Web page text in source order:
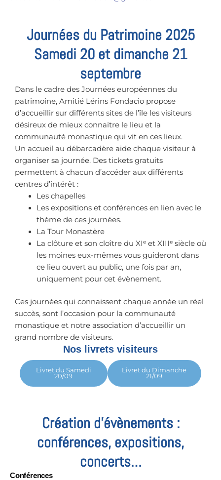
Journées du Patrimoine 2025
Samedi 20 et dimanche 21
septembre
Dans le cadre des Journées européennes du
patrimoine, Amitié Lérins Fondacio propose
d’accueillir sur différents sites de l’île les visiteurs
désireux de mieux connaitre le lieu et la
communauté monastique qui vit en ces lieux.
Un accueil au débarcadère aide chaque visiteur à
organiser sa journée. Des tickets gratuits
permettent à chacun d’accéder aux différents
centres d’intérêt :
Les chapelles
Les expositions et conférences en lien avec le
thème de ces journées.
La Tour Monastère
La clôture et son cloître du XIᵉ et XIIIᵉ siècle où
les moines eux-mêmes vous guideront dans
ce lieu ouvert au public, une fois par an,
uniquement pour cet évènement.
Ces journées qui connaissent chaque année un réel
succès, sont l’occasion pour la communauté
monastique et notre association d’accueillir un
grand nombre de visiteurs.
Nos livrets visiteurs
Livret du Samedi
20/09
Livret du Dimanche
21/09
Création d’évènements :
conférences, expositions,
concerts…
Conférences